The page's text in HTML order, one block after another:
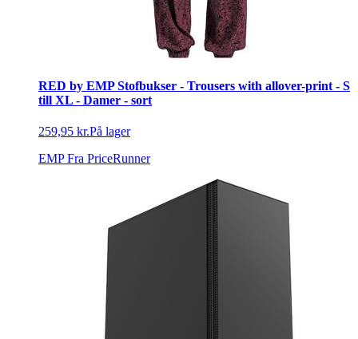
RED by EMP Stofbukser - Trousers with allover-print - S
till XL - Damer - sort
259,95 kr.På lager
EMP Fra PriceRunner